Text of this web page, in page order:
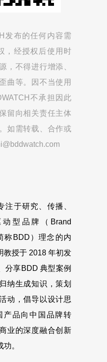
发布的任何内容需
，经授权后使用时
，不得进行增添、
曲等。因不当使用
不承担因此
留向相关责任主体
如需转载、合作或
注于研究、传播、
型品牌（Brand
称BDD）理念的内
教授于 2018 年初发
分享BDD 典型案例
纳生成知识，策划
动，倡导以设计思
产品向中国品牌转
业的深度融合创新
。